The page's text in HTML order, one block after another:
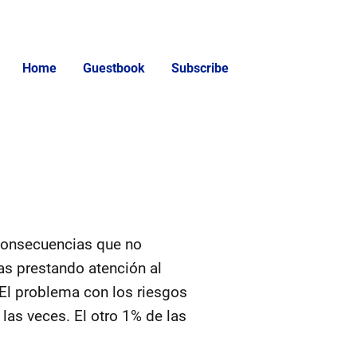
Home Guestbook Subscribe
que no
prestando atención al
problema con los riesgos
veces. El otro 1% de las